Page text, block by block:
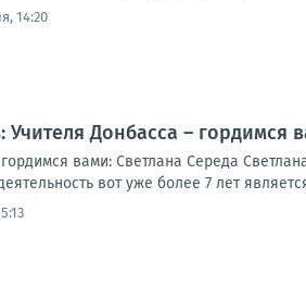
14:20
Донбасса – гордимся
вами: Светлана Середа
вот уже более 7 лет